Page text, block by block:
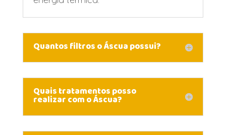
Quantos filtros o Áscua possui?
Quais tratamentos posso
realizar com o Áscua?